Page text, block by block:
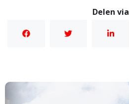
Delen via